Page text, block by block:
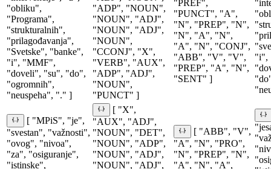
"obliku",
"Programa",
"strukturalnih",
"prilagođavanja",
"Svetske", "banke",
"i", "MMF",
"doveli", "su", "do",
"ogromnih",
"neuspeha", "." ]
"ADP", "NOUN",
"NOUN", "ADJ",
"NOUN", "ADJ",
"NOUN",
"CCONJ", "X",
"VERB", "AUX",
"ADP", "ADJ",
"NOUN",
"PUNCT" ]
"PREF",
"PUNCT", "A",
"N", "PREP", "N",
"N", "A", "N",
"A", "N", "CONJ",
"ABB", "V", "V",
"PREP", "A", "N",
"SENT" ]
"i",
[ "MPiS", "je",
"svestan", "važnosti",
"ovog", "nivoa",
"za", "osiguranje",
"istinske",
[ "X",
"AUX", "ADJ",
"NOUN", "DET",
"NOUN", "ADP",
"NOUN", "ADJ",
"NOUN", "ADJ",
[ "ABB", "V",
"A", "N", "PRO",
"N", "PREP", "N",
"A", "N", "A",